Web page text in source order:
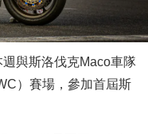
與斯洛伐克Maco車隊
）賽場，參加首屆斯